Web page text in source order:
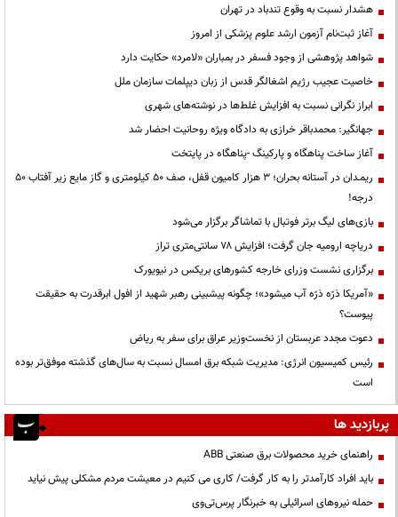
هشدار نسبت به وقوع تندباد در تهران
آغاز ثبت‌نام آزمون ارشد علوم پزشکی از امروز
شواهد پژوهشی از وجود فسفر در بمباران «لامرد» حکایت دارد
خاصیت عجیب رژیم اشغالگر قدس از زبان دیپلمات سازمان ملل
ابراز نگرانی نسبت به افزایش غلط‌ها در نوشته‌های شهری
جهانگیر: محمدباقر خرازی به دادگاه ویژه روحانیت احضار شد
آغاز ساخت پناهگاه و پارکینگ -پناهگاه در پایتخت
ریمـدان در آستانه بحران؛ ۳ هزار کامیون قفل، صف ۵۰ کیلومتری و گاز مایع زیر آفتاب ۵۰
درجه!
بازی‌های لیگ برتر فوتبال با تماشاگر برگزار می‌شود
دریاچه ارومیه جان گرفت؛ افزایش ۷۸ سانتی‌متری تراز
برگزاری نشست وزرای خارجه کشورهای بریکس در نیویورک
«آمریکا ذرّه ذرّه آب میشود»؛ چگونه پیشبینی رهبر شهید از افول ابرقدرت به حقیقت
پیوست؟
دعوت مجدد عربستان از نخست‌وزیر عراق برای سفر به ریاض
رئیس کمیسیون انرژی: مدیریت شبکه برق امسال نسبت به سال‌های گذشته موفق‌تر بوده
است
پربازدید ها
راهنمای خرید محصولات برق صنعتی ABB
باید افراد کارآمدتر را به کار گرفت/ کاری می کنیم در معیشت مردم مشکلی پیش نیاید
حمله نیروهای اسرائیلی به خبرنگار پرس‌تی‌وی